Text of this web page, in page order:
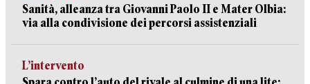
Sanità, alleanza tra Giovanni Paolo II e Mater Olbia:
via alla condivisione dei percorsi assistenziali
L’intervento